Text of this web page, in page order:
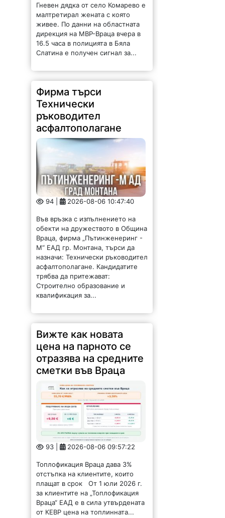
Гневен дядка от село Комарево е
малтретирал жената с която
живее. По данни на областната
дирекция на МВР-Враца вчера в
16.5 часа в полицията в Бяла
Слатина е получен сигнал за...
Фирма търси
Технически
ръководител
асфалтополагане
94 | 2026-08-06 10:47:40
Във връзка с изпълнението на
обекти на дружеството в Община
Враца, фирма „Пътинженеринг -
М“ ЕАД гр. Монтана, търси да
назначи: Технически ръководител
асфалтополагане. Кандидатите
трябва да притежават:
Строително образование и
квалификация за...
Вижте как новата
цена на парното се
отразява на средните
сметки във Враца
93 | 2026-08-06 09:57:22
Топлофикация Враца дава 3%
отстъпка на клиентите, които
плащат в срок От 1 юли 2026 г.
за клиентите на „Топлофикация
Враца“ ЕАД е в сила утвърдената
от КЕВР цена на топлинната...